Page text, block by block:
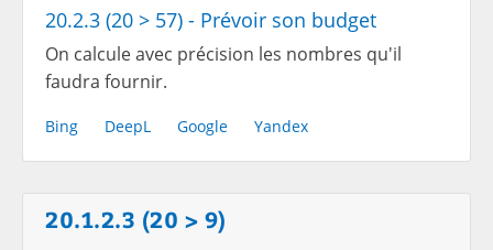
20.2.3 (20 > 57) - Prévoir son budget
On calcule avec précision les nombres qu'il
faudra fournir.
Bing DeepL Google Yandex
20.1.2.3 (20 > 9)